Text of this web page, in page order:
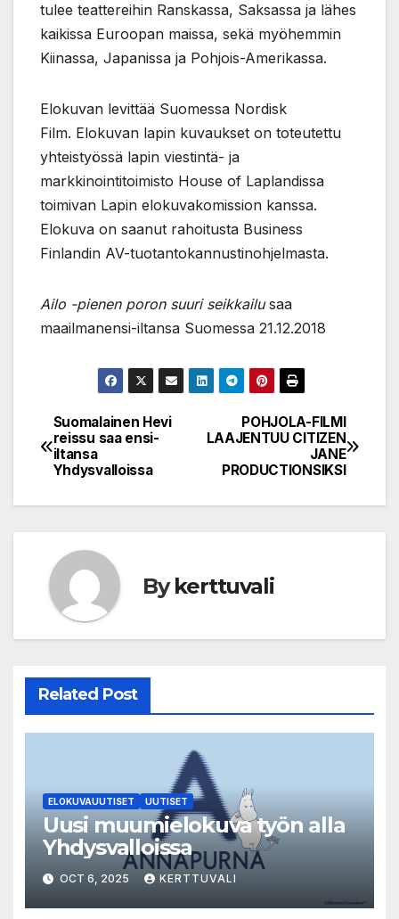
tulee teattereihin Ranskassa, Saksassa ja lähes
kaikissa Euroopan maissa, sekä myöhemmin
Kiinassa, Japanissa ja Pohjois-Amerikassa.
Elokuvan levittää Suomessa Nordisk
Film. Elokuvan lapin kuvaukset on toteutettu
yhteistyössä lapin viestintä- ja
markkinointitoimisto House of Laplandissa
toimivan Lapin elokuvakomission kanssa.
Elokuva on saanut rahoitusta Business
Finlandin AV-tuotantokannustinohjelmasta.
Ailo -pienen poron suuri seikkailusaa
maailmanensi-iltansa Suomessa 21.12.2018
Post
navigation
POHJOLA-FILMI
LAAJENTUU CITIZEN
JANE
PRODUCTIONSIKSI
Suomalainen Hevi
reissu saa ensi-
iltansa
Yhdysvalloissa
Bykerttuvali
Related Post
ELOKUVAUUTISET UUTISET
Uusi muumielokuva työn alla
Yhdysvalloissa
OCT 6, 2025 KERTTUVALI